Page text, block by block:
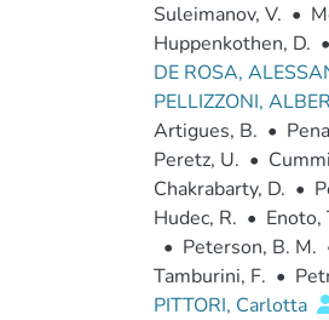
Suleimanov, V. •
Huppenkothen, D. •
DE ROSA,
PELLIZZONI,
Artigues, B. •
Peretz, U. •
Chakrabarty, D. •
Hudec, R. • Enoto,
• Peterson, B. M.
Tamburini, F. •
PITTORI, Carlotta